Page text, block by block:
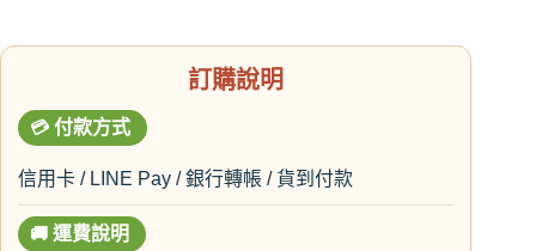
訂購說明
💳 付款方式
信用卡 / LINE Pay / 銀行轉帳 / 貨到付款
🚚 運費說明